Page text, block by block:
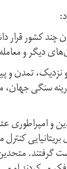
چند کشور قرار
دیگر و معامله
نزدیک، تمدن
سنگی
متحدین و
گرفتند.